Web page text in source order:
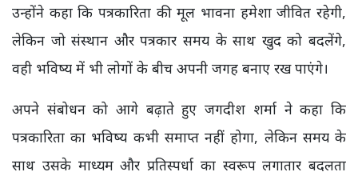
उन्होंने कहा कि पत्रकारिता की मूल भावना हमेशा जीवित रहेगी,
लेकिन जो संस्थान और पत्रकार समय के साथ खुद को बदलेंगे,
वही भविष्य में भी लोगों के बीच अपनी जगह बनाए रख पाएंगे।
अपने संबोधन को आगे बढ़ाते हुए जगदीश शर्मा ने कहा कि
पत्रकारिता का भविष्य कभी समाप्त नहीं होगा, लेकिन समय के
साथ उसके माध्यम और प्रतिस्पर्धा का स्वरूप लगातार बदलता